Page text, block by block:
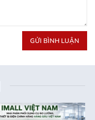
GỬI BÌNH LUẬN